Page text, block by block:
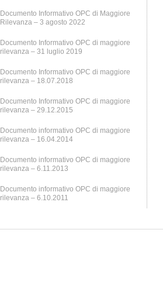
Documento Informativo OPC di Maggiore
Rilevanza – 3 agosto 2022
Documento Informativo OPC di maggiore
rilevanza – 31 luglio 2019
Documento Informativo OPC di maggiore
rilevanza – 18.07.2018
Documento Informativo OPC di maggiore
rilevanza – 29.12.2015
Documento informativo OPC di maggiore
rilevanza – 16.04.2014
Documento informativo OPC di maggiore
rilevanza – 6.11.2013
Documento informativo OPC di maggiore
rilevanza – 6.10.2011